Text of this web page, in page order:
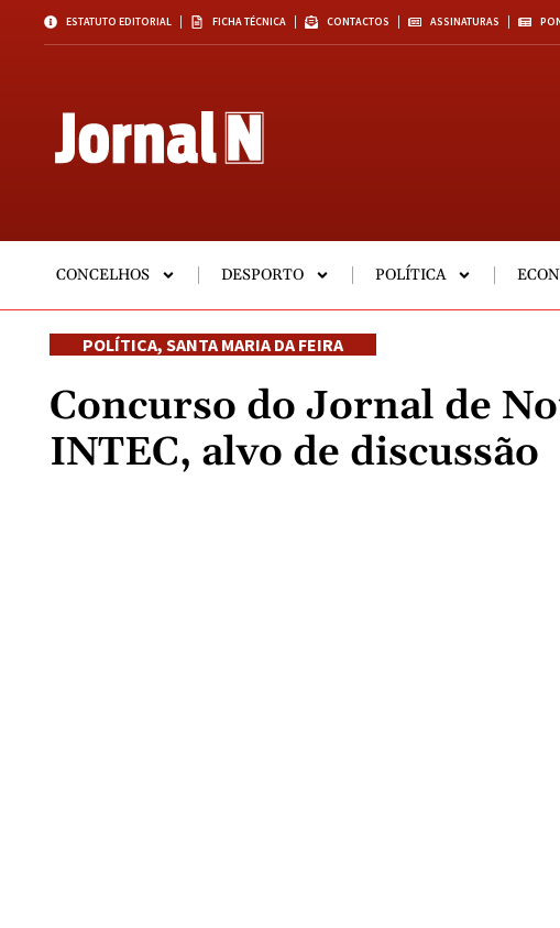
ESTATUTO EDITORIAL FICHA TÉCNICA CONTACTOS ASSINATURAS
CONCELHOS DESPORTO POLÍTICA
POLÍTICA, SANTA MARIA DA FEIRA
Concurso do Jornal de
INTEC, alvo de discussão